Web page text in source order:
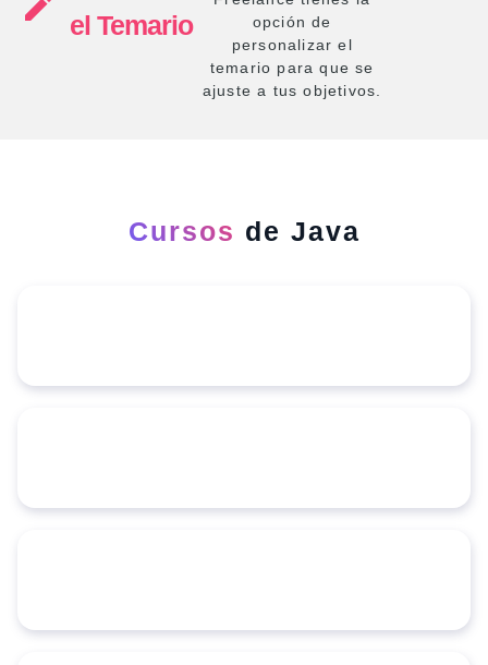
el Temario
opción de
personalizar el
temario para que se
ajuste a tus objetivos.
Cursos de Java